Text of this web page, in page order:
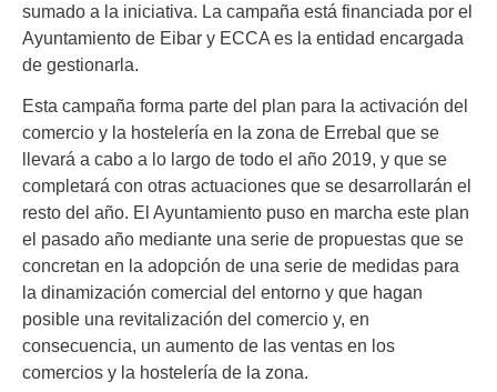
sumado a la iniciativa. La campaña está financiada por el
Ayuntamiento de Eibar y ECCA es la entidad encargada
de gestionarla.
Esta campaña forma parte del plan para la activación del
comercio y la hostelería en la zona de Errebal que se
llevará a cabo a lo largo de todo el año 2019, y que se
completará con otras actuaciones que se desarrollarán el
resto del año. El Ayuntamiento puso en marcha este plan
el pasado año mediante una serie de propuestas que se
concretan en la adopción de una serie de medidas para
la dinamización comercial del entorno y que hagan
posible una revitalización del comercio y, en
consecuencia, un aumento de las ventas en los
comercios y la hostelería de la zona.